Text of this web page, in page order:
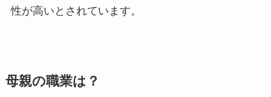
性が高いとされています。
母親の職業は？